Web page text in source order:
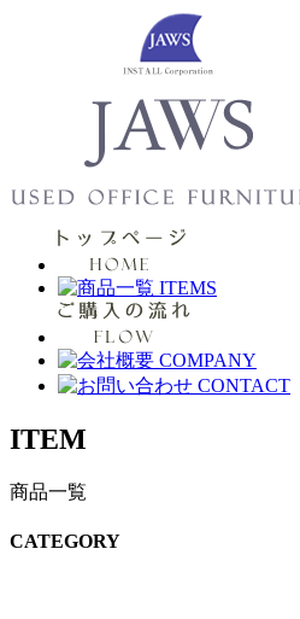
ITEM
商品一覧
CATEGORY